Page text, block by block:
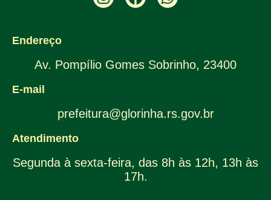
Endereço
Av. Pompílio Gomes Sobrinho, 23400
E-mail
prefeitura@glorinha.rs.gov.br
Atendimento
Segunda à sexta-feira, das 8h às 12h, 13h às
17h.